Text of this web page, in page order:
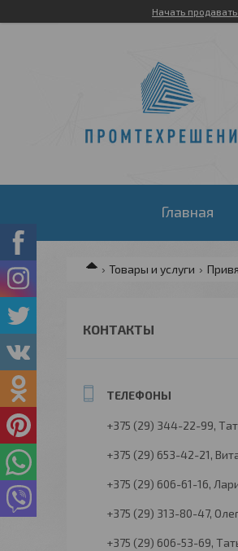
Начать
Главная
Товары и услуги
КОНТАКТЫ
+375 (29) 344-22-99
+375 (29) 653-42-21
+375 (29) 606-61-16
+375 (29) 313-80-47
+375 (29) 606-53-69